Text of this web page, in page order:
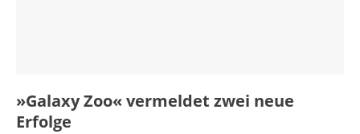
»Galaxy Zoo« vermeldet zwei neue
Erfolge